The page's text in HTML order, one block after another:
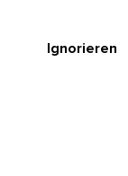
Ignorieren